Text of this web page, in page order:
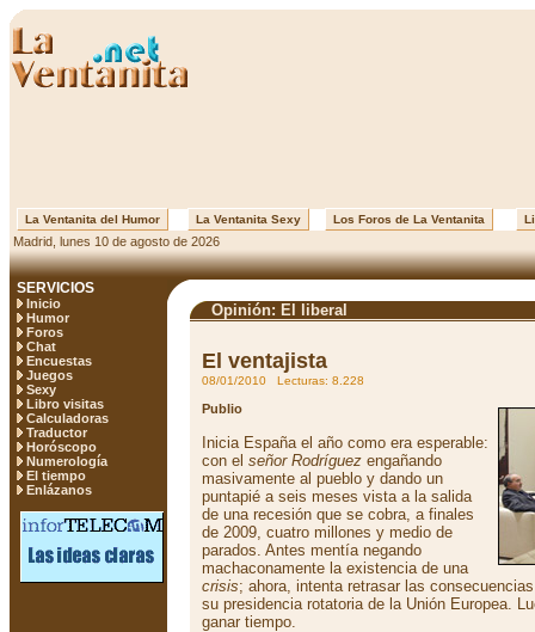
La Ventanita del Humor La Ventanita Sexy Los Foros de La Ventanita
Madrid, lunes 10 de agosto de 2026
SERVICIOS
Inicio
Humor
Foros
Chat
Encuestas
Juegos
Sexy
Libro visitas
Calculadoras
Traductor
Horóscopo
Numerología
El tiempo
Enlázanos
Opinión: El liberal
El ventajista
08/01/2010 Lecturas: 8.228
Publio
Inicia España el año como era esperable:
con el señor Rodríguez engañando
masivamente al pueblo y dando un
puntapié a seis meses vista a la salida
de una recesión que se cobra, a finales
de 2009, cuatro millones y medio de
parados. Antes mentía negando
machaconamente la existencia de una
crisis; ahora, intenta retrasar las
su presidencia rotatoria de la Unión Europea.
ganar tiempo.